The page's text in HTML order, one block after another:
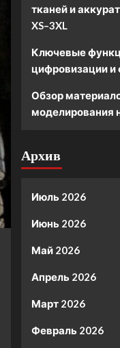
тканей и
XS–3XL
Ключевые
цифровизации и
Обзор
моделирования
Архив
Июль 2026
Июнь 2026
Май 2026
Апрель 2026
Март 2026
Февраль 2026